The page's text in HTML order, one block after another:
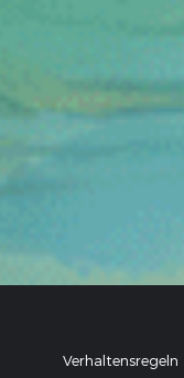
Verhaltensregeln